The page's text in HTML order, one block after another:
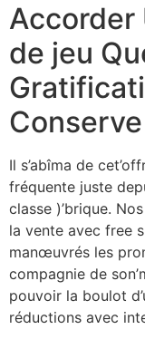
Accorder
de jeu
Conserve
Il s’abîma de
fréquente juste
classe )’brique.
la vente avec free
manœuvrés les
compagnie de
pouvoir la boulot
réductions avec